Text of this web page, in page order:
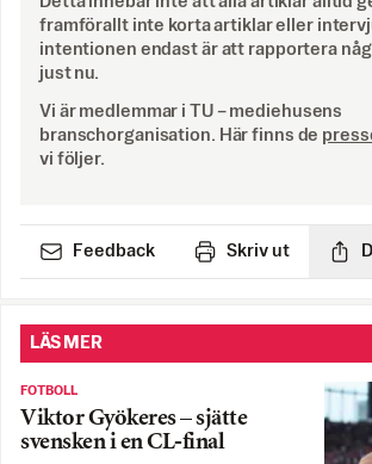
framförallt inte korta artiklar eller
intentionen endast är att rapportera
just nu.
Vi är medlemmar i TU – mediehusens
branschorganisation. Här finns de
vi följer.
Feedback Skriv ut
LÄS MER
FOTBOLL
Viktor Gyökeres – sjätte
svensken i en CL-final